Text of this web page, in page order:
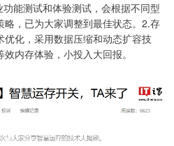
能测试和体验测试，会根据不同型
，已为大家调整到最佳状态。2.存
化，采用数据压缩和动态扩容技
内存体验，小投入大回报。